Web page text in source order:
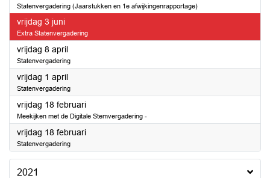
Statenvergadering (Jaarstukken en 1e afwijkingenrapportage)
vrijdag 3 juni2022
Extra Statenvergadering
vrijdag 8 april2022
Statenvergadering
vrijdag 1 april2022
Statenvergadering
vrijdag 18 februari2022
Meekijken met de Digitale Stemvergadering -
vrijdag 18 februari2022
Statenvergadering
2021